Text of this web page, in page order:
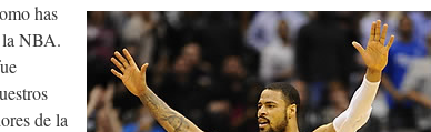
has
la NBA.
de la